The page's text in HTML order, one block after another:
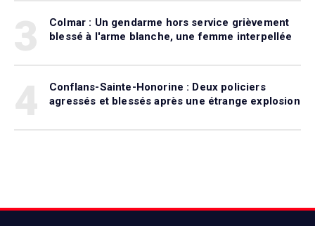
Colmar : Un gendarme hors service grièvement
blessé à l'arme blanche, une femme interpellée
Conflans-Sainte-Honorine : Deux policiers
agressés et blessés après une étrange explosion